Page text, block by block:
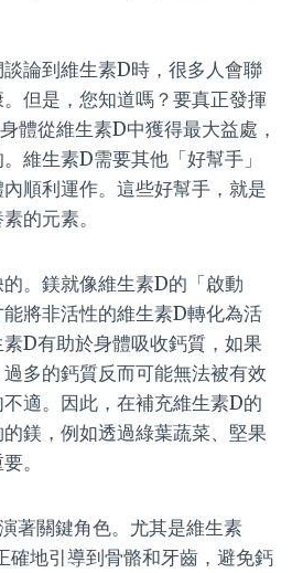
論到維生素D時，很多人會聯
但是，您知道嗎？要真正發揮
體從維生素D中獲得最大益處，
維生素D需要其他「好幫手」
順利運作。這些好幫手，就是
的元素。
。鎂就像維生素D的「啟動
將非活性的維生素D轉化為活
D有助於身體吸收鈣質，如果
多的鈣質反而可能無法被有效
適。因此，在補充維生素D的
鎂，例如透過綠葉蔬菜、堅果
。
著關鍵角色。尤其是維生素
確地引導到骨骼和牙齒，避免鈣